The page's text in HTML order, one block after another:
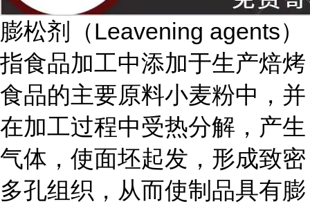
膨松剂（Leavening agents）
指食品加工中添加于生产焙烤
食品的主要原料小麦粉中，并
在加工过程中受热分解，产生
气体，使面坯起发，形成致密
多孔组织，从而使制品具有膨